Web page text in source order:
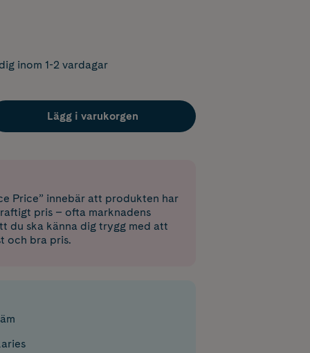
inom 1-2 vardagar
Lägg i varukorgen
Price” innebär att produkten har
pris – ofta marknadens
du ska känna dig trygg med att
och bra pris.